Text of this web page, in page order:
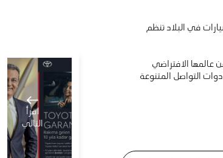
في البلاد تنظم
عن عالمها الافتراضي
اقرأ
التالي